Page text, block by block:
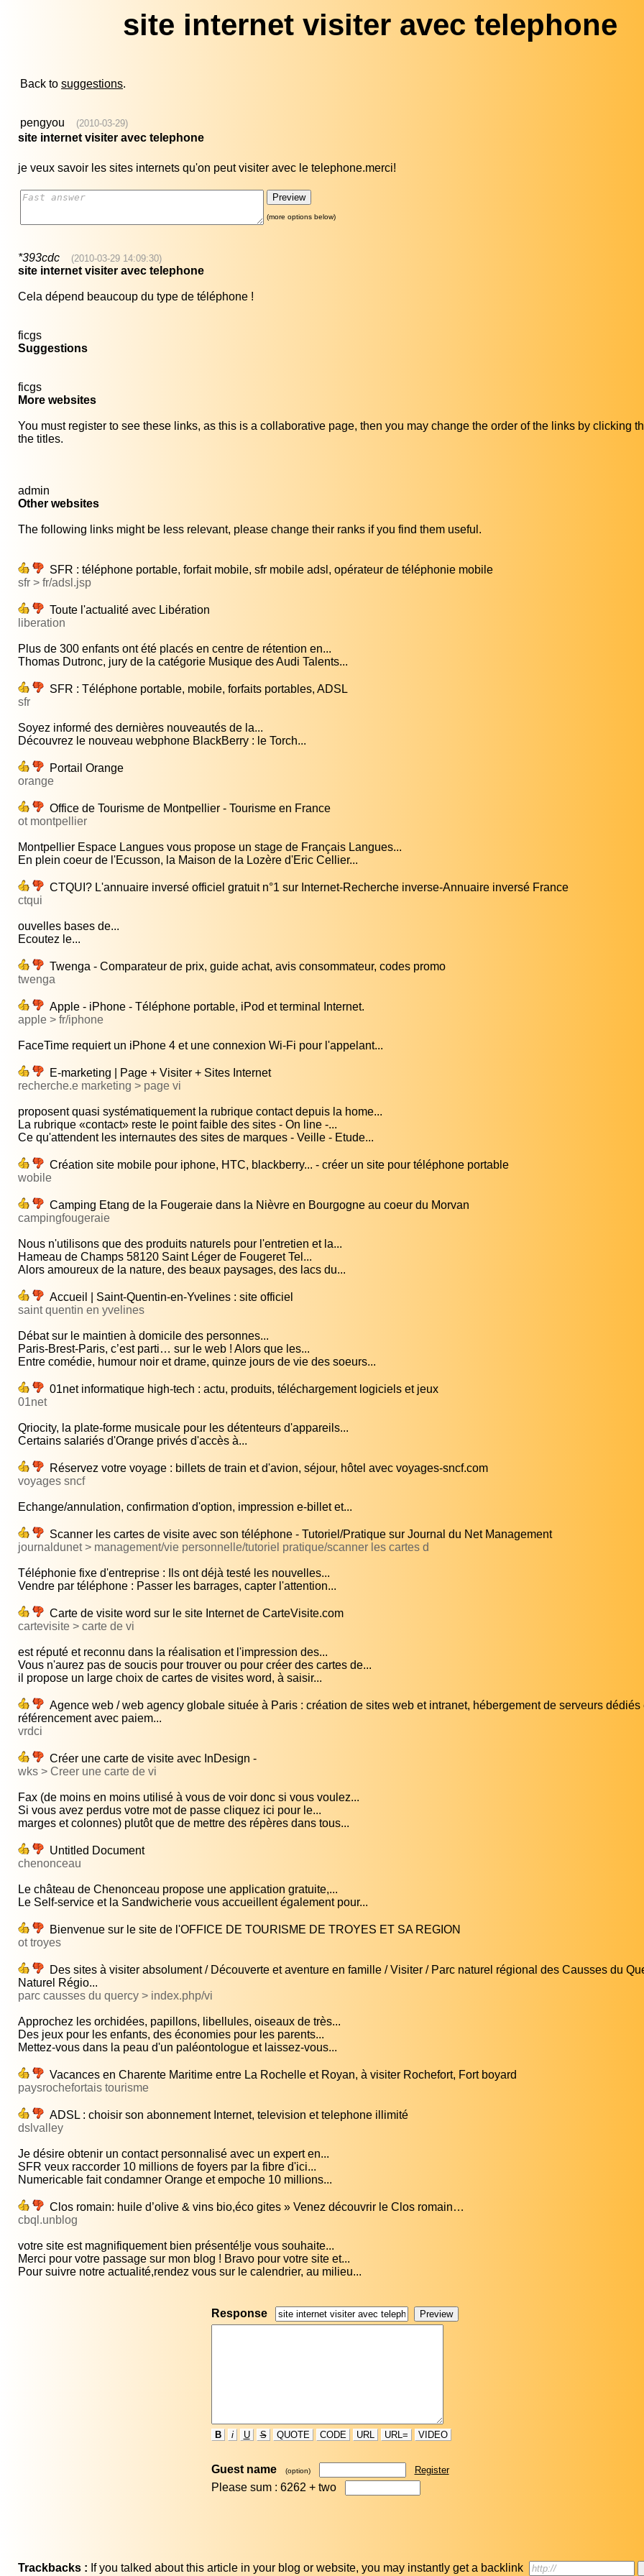
site internet visiter avec telephone
Back to suggestions.
pengyou (2010-03-29)
site internet visiter avec telephone
je veux savoir les sites internets qu'on peut visiter avec le telephone.merci!
(more options below)
*393cdc (2010-03-29 14:09:30)
site internet visiter avec telephone
Cela dépend beaucoup du type de téléphone !
ficgs
Suggestions
ficgs
More websites
You must register to see these links, as this is a collaborative page, then you may change the order of the links by clicking
the titles.
admin
Other websites
The following links might be less relevant, please change their ranks if you find them useful.
SFR : téléphone portable, forfait mobile, sfr mobile adsl, opérateur de téléphonie mobile
sfr > fr/adsl.jsp
Toute l'actualité avec Libération
liberation
Plus de 300 enfants ont été placés en centre de rétention en...
Thomas Dutronc, jury de la catégorie Musique des Audi Talents...
SFR : Téléphone portable, mobile, forfaits portables, ADSL
sfr
Soyez informé des dernières nouveautés de la...
Découvrez le nouveau webphone BlackBerry : le Torch...
Portail Orange
orange
Office de Tourisme de Montpellier - Tourisme en France
ot montpellier
Montpellier Espace Langues vous propose un stage de Français Langues...
En plein coeur de l'Ecusson, la Maison de la Lozère d'Eric Cellier...
CTQUI? L'annuaire inversé officiel gratuit n°1 sur Internet-Recherche inverse-Annuaire inversé France
ctqui
ouvelles bases de...
Ecoutez le...
Twenga - Comparateur de prix, guide achat, avis consommateur, codes promo
twenga
Apple - iPhone - Téléphone portable, iPod et terminal Internet.
apple > fr/iphone
FaceTime requiert un iPhone 4 et une connexion Wi-Fi pour l'appelant...
E-marketing | Page + Visiter + Sites Internet
recherche.e marketing > page vi
proposent quasi systématiquement la rubrique contact depuis la home...
La rubrique «contact» reste le point faible des sites - On line -...
Ce qu'attendent les internautes des sites de marques - Veille - Etude...
Création site mobile pour iphone, HTC, blackberry... - créer un site pour téléphone portable
wobile
Camping Etang de la Fougeraie dans la Nièvre en Bourgogne au coeur du Morvan
campingfougeraie
Nous n'utilisons que des produits naturels pour l'entretien et la...
Hameau de Champs 58120 Saint Léger de Fougeret Tel...
Alors amoureux de la nature, des beaux paysages, des lacs du...
Accueil | Saint-Quentin-en-Yvelines : site officiel
saint quentin en yvelines
Débat sur le maintien à domicile des personnes...
Paris-Brest-Paris, c’est parti… sur le web ! Alors que les...
Entre comédie, humour noir et drame, quinze jours de vie des soeurs...
01net informatique high-tech : actu, produits, téléchargement logiciels et jeux
01net
Qriocity, la plate-forme musicale pour les détenteurs d'appareils...
Certains salariés d'Orange privés d'accès à...
Réservez votre voyage : billets de train et d'avion, séjour, hôtel avec voyages-sncf.com
voyages sncf
Echange/annulation, confirmation d'option, impression e-billet et...
Scanner les cartes de visite avec son téléphone - Tutoriel/Pratique sur Journal du Net Management
journaldunet > management/vie personnelle/tutoriel pratique/scanner les cartes d
Téléphonie fixe d'entreprise : Ils ont déjà testé les nouvelles...
Vendre par téléphone : Passer les barrages, capter l'attention...
Carte de visite word sur le site Internet de CarteVisite.com
cartevisite > carte de vi
est réputé et reconnu dans la réalisation et l'impression des...
Vous n'aurez pas de soucis pour trouver ou pour créer des cartes de...
il propose un large choix de cartes de visites word, à saisir...
Agence web / web agency globale située à Paris : création de sites web et intranet, hébergement de serveurs dédiés
référencement avec paiem...
vrdci
Créer une carte de visite avec InDesign -
wks > Creer une carte de vi
Fax (de moins en moins utilisé à vous de voir donc si vous voulez...
Si vous avez perdus votre mot de passe cliquez ici pour le...
marges et colonnes) plutôt que de mettre des répères dans tous...
Untitled Document
chenonceau
Le château de Chenonceau propose une application gratuite,...
Le Self-service et la Sandwicherie vous accueillent également pour...
Bienvenue sur le site de l'OFFICE DE TOURISME DE TROYES ET SA REGION
ot troyes
Des sites à visiter absolument / Découverte et aventure en famille / Visiter / Parc naturel régional des Causses du
Naturel Régio...
parc causses du quercy > index.php/vi
Approchez les orchidées, papillons, libellules, oiseaux de très...
Des jeux pour les enfants, des économies pour les parents...
Mettez-vous dans la peau d'un paléontologue et laissez-vous...
Vacances en Charente Maritime entre La Rochelle et Royan, à visiter Rochefort, Fort boyard
paysrochefortais tourisme
ADSL : choisir son abonnement Internet, television et telephone illimité
dslvalley
Je désire obtenir un contact personnalisé avec un expert en...
SFR veux raccorder 10 millions de foyers par la fibre d'ici...
Numericable fait condamner Orange et empoche 10 millions...
Clos romain: huile d’olive & vins bio,éco gites » Venez découvrir le Clos romain…
cbql.unblog
votre site est magnifiquement bien présenté!je vous souhaite...
Merci pour votre passage sur mon blog ! Bravo pour votre site et...
Pour suivre notre actualité,rendez vous sur le calendrier, au milieu...
Response
B i U S QUOTE CODE URL URL= VIDEO
Guest name (option) Register
Please sum : 6262 + two
Trackbacks : If you talked about this article in your blog or website, you may instantly get a backlink